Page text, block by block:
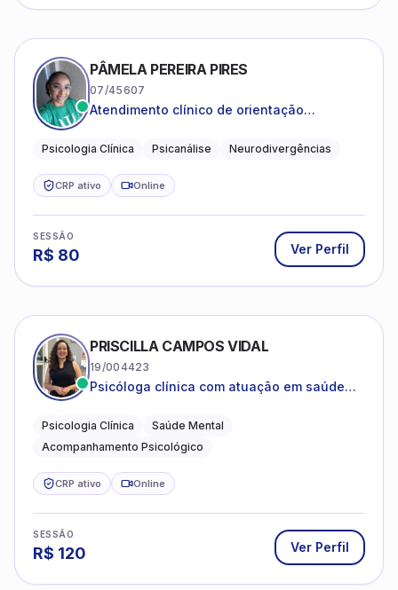
PÂMELA PEREIRA PIRES
07/45607
Atendimento clínico de orientação
crianças neurotípicas
Psicologia Clínica Psicanálise Neurodivergências
CRP ativo Online
SESSÃO
R$ 80 Ver Perfil
PRISCILLA CAMPOS VIDAL
19/004423
Psicóloga clínica com atuação em saúde
Psicologia Clínica
Saúde Mental
Acompanhamento Psicológico
CRP ativo Online
SESSÃO
R$ 120 Ver Perfil